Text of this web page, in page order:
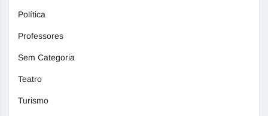
Política
Professores
Sem Categoria
Teatro
Turismo